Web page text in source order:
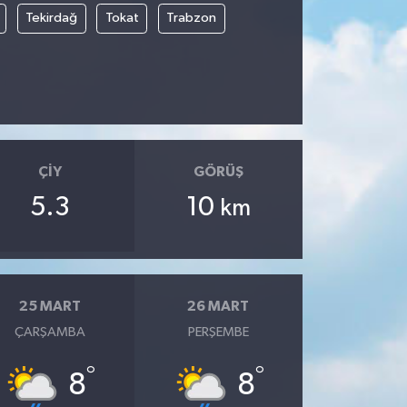
Tekirdağ Tokat Trabzon
ÇIY
5.3
GÖRÜŞ
10 km
25 MART
ÇARŞAMBA
8°
26 MART
PERŞEMBE
8°